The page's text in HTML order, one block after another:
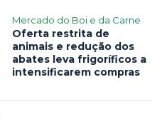
Mercado do Boi e da Carne
Oferta restrita de
animais e redução dos
abates leva frigoríficos a
intensificarem compras